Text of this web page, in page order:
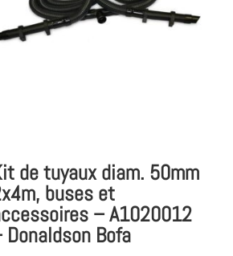
de tuyaux diam. 50mm
buses et
– A1020012
Donaldson Bofa